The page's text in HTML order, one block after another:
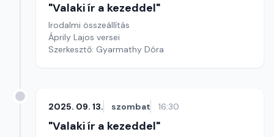
"Valaki ír a kezeddel"
Irodalmi összeállítás
Áprily Lajos versei
Szerkesztő: Gyarmathy Dóra
2025. 09. 13. szombat 16:30
"Valaki ír a kezeddel"